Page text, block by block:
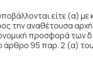
είτε (α) με
την αναθέτουσα
προσφορά των
άρθρο 95 παρ. 2.(α)